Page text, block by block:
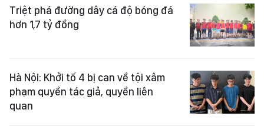
Triệt phá đường dây cá độ bóng đá
hơn 1,7 tỷ đồng
Hà Nội: Khởi tố 4 bị can về tội xâm
phạm quyền tác giả, quyền liên
quan